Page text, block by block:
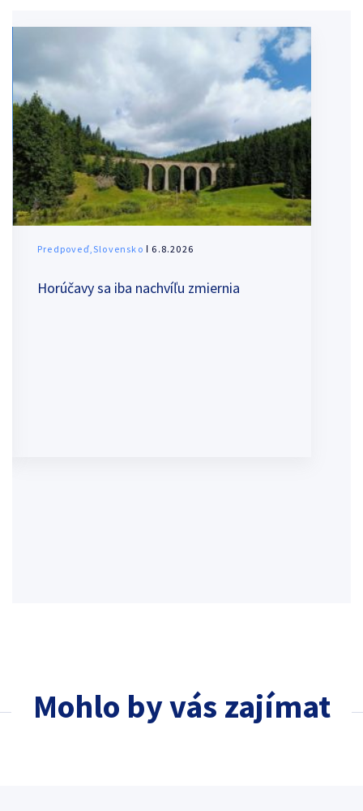
Predpoveď,Slovensko ǀ 6.8.2026
Horúčavy sa iba nachvíľu zmiernia
Mohlo by vás zajímat